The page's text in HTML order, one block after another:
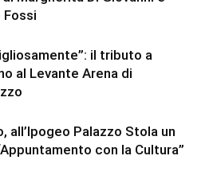
il tributo a
al Levante Arena di
all’Ipogeo Palazzo Stola un
con la Cultura”